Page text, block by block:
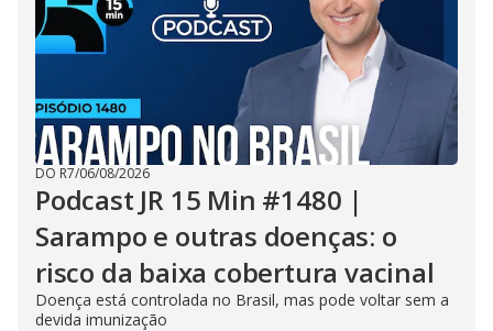
DO R7/06/08/2026
Podcast JR 15 Min #1480 |
Sarampo e outras doenças: o
risco da baixa cobertura vacinal
Doença está controlada no Brasil, mas pode voltar sem a
devida imunização